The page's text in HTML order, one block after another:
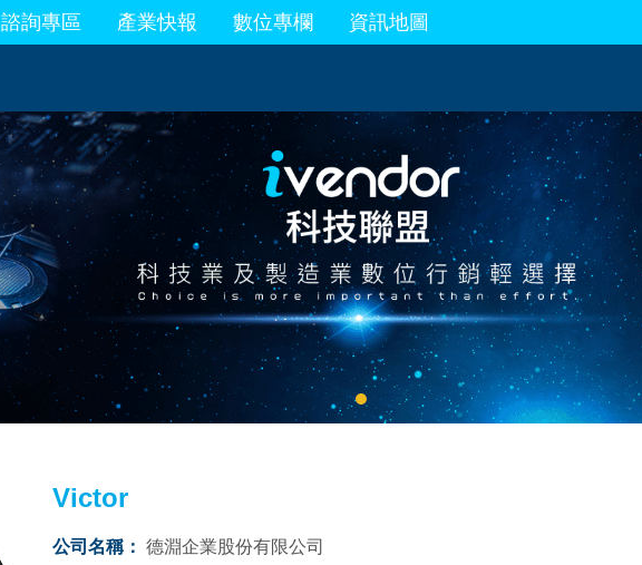
諮詢專區 產業快報 數位專欄 資訊地圖
Victor
公司名稱： 德淵企業股份有限公司